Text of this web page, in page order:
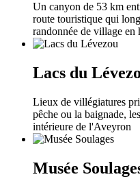
Un canyon de 53 km
route touristique qui
randonnée de village en
Lacs du
Lieux de villégiatures
pêche ou la baignade,
intérieure de l'Aveyron
Musée